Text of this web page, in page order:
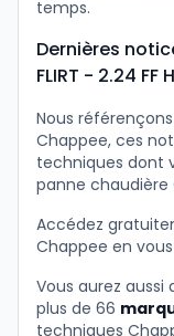
temps.
Dernières
FLIRT - 2.24 FF
Nous
Chappee, ces
techniques dont
panne chaudière
Accédez
Chappee en
Vous aurez aussi
plus de 66
techniques